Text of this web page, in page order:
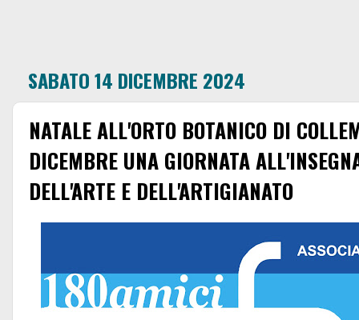
SABATO 14 DICEMBRE 2024
NATALE ALL'ORTO BOTANICO DI
DICEMBRE UNA GIORNATA
DELL'ARTE E DELL'ARTIGIANATO